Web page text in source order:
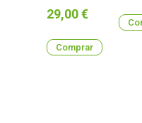
Preço
29,00 €
Comprar